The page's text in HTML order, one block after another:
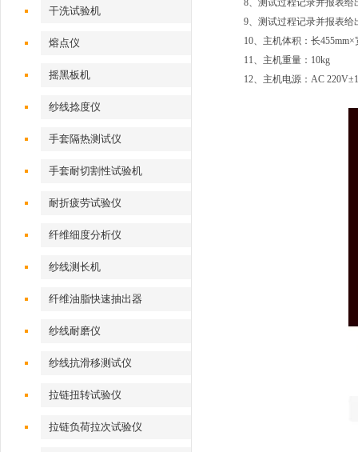
干洗试验机
熔点仪
摇黑板机
纱线捻度仪
手套隔热测试仪
手套耐切割性试验机
耐折疲劳试验仪
纤维细度分析仪
纱线测长机
纤维油脂快速抽出器
纱线耐磨仪
纱线抗滑移测试仪
拉链扭转试验仪
拉链负荷拉次试验仪
8、测试过程记录并报表给
9、测试过程记录并报表给
10、主机体积：长455mm×
11、主机重量：10kg
12、主机电源：AC